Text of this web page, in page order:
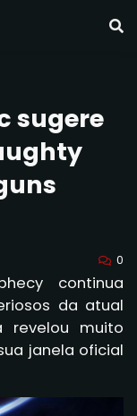
sugere
0
continua
da atual
revelou muito
janela oficial